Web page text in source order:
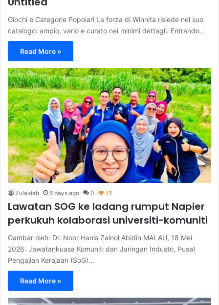
Giochi e Categorie Popolari La forza di Winnita risiede nel suo
catalogo: ampio, vario e curato nei minimi dettagli. Entrando…
Read More »
Zulaidah 6 days ago 0 71
Lawatan SOG ke ladang rumput Napier
perkukuh kolaborasi universiti-komuniti
Gambar oleh: Dr. Noor Hanis Zainol Abidin MALAU, 18 Mei
2026: Jawatankuasa Komuniti dan Jaringan Industri, Pusat
Pengajian Kerajaan (SoG)…
Read More »